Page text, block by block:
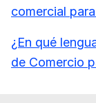
comercial
¿En qué
de Comercio